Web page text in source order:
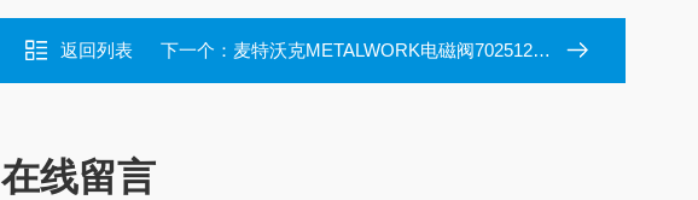
返回列表 下一个： 麦特沃克METALWORK电磁阀7025120200耐高温
在线留言